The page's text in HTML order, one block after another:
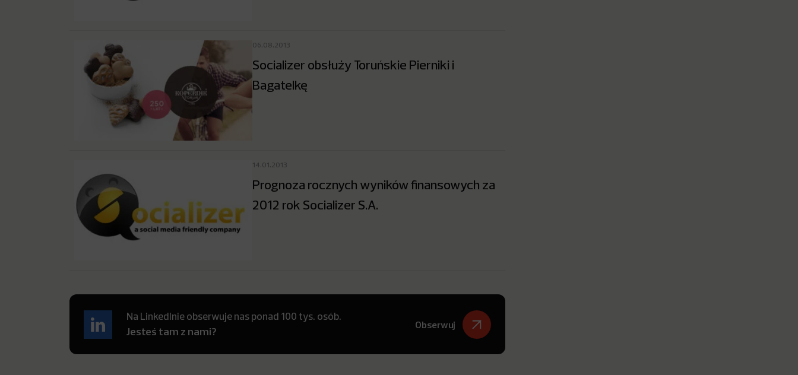
06.08.2013
Socializer obsłuży Toruńskie Pierniki i
Bagatelkę
14.01.2013
Prognoza rocznych wyników finansowych za
2012 rok Socializer S.A.
Na LinkedInie obserwuje nas ponad 100 tys. osób.
Jesteś tam z nami?
Obserwuj